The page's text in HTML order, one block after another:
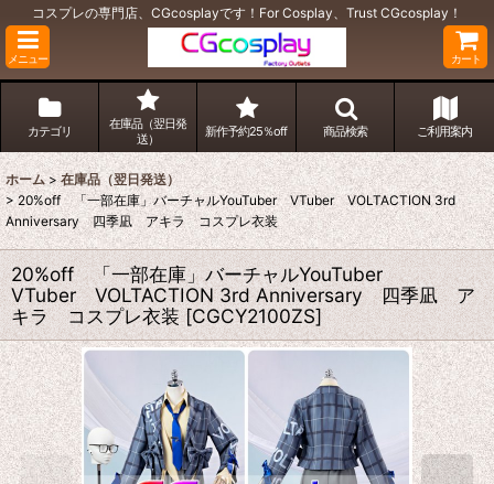
コスプレの専門店、CGcosplayです！For Cosplay、Trust CGcosplay！
メニュー カート
カテゴリ
在庫品（翌日発
送）
新作予約25％off 商品検索 ご利用案内
ホーム > 在庫品（翌日発送）
> 20%off 「一部在庫」バーチャルYouTuber VTuber VOLTACTION 3rd
Anniversary 四季凪 アキラ コスプレ衣装
20%off 「一部在庫」バーチャルYouTuber
VTuber VOLTACTION 3rd Anniversary 四季凪 ア
キラ コスプレ衣装 [CGCY2100ZS]